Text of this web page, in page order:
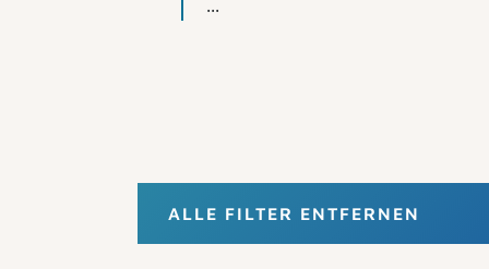
...
ALLE FILTER ENTFERNEN